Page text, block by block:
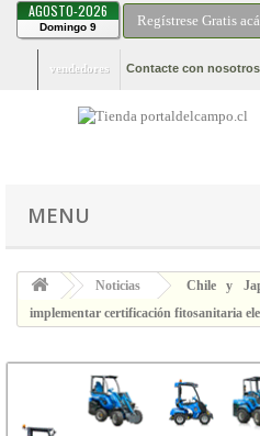
Domingo 9
AGOSTO-2026
Regístrese Gratis acá
Contacte con nosotros
vendedores
MENU
Noticias
Chile y
implementar certificación fitosanitaria